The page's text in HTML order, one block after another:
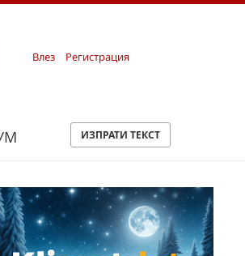
Влез Регистрация
ИЗПРАТИ ТЕКСТ